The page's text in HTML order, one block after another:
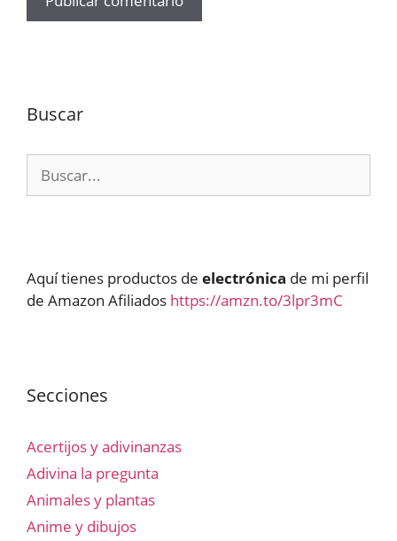
Buscar
Aquí tienes productos de electrónica de mi perfil
de Amazon Afiliados https://amzn.to/3lpr3mC
Secciones
Acertijos y adivinanzas
Adivina la pregunta
Animales y plantas
Anime y dibujos